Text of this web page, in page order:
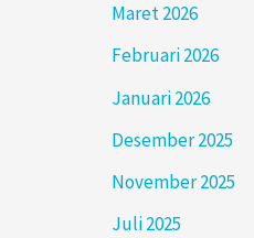
Maret 2026
Februari 2026
Januari 2026
Desember 2025
November 2025
Juli 2025